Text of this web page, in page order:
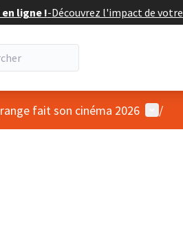
ligne !-Découvrez l'impact de
fait son cinéma 2026 Menu
/